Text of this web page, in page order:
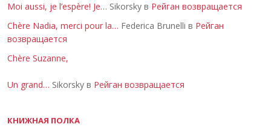
Moi aussi, je l’espère! Je… Sikorsky в Рейган возвращается
Chère Nadia, merci pour la… Federica Brunelli в Рейган
возвращается
Chère Suzanne,
Un grand… Sikorsky в Рейган возвращается
КНИЖНАЯ ПОЛКА